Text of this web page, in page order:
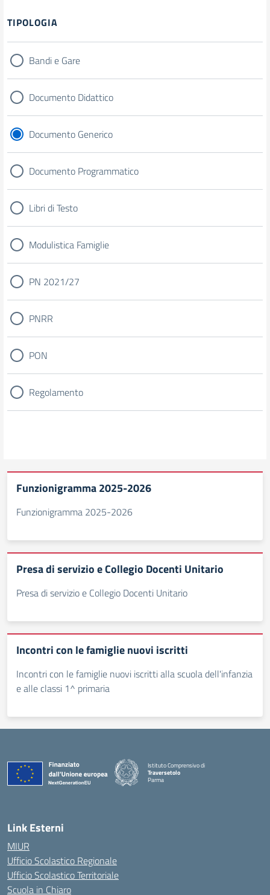
Filtri
TIPOLOGIA
Bandi e Gare
Documento Didattico
Documento Generico
Documento Programmatico
Libri di Testo
Modulistica Famiglie
PN 2021/27
PNRR
PON
Regolamento
Funzionigramma 2025-2026
Funzionigramma 2025-2026
Presa di servizio e Collegio Docenti Unitario
Presa di servizio e Collegio Docenti Unitario
Incontri con le famiglie nuovi iscritti
Incontri con le famiglie nuovi iscritti alla scuola dell'infanzia
e alle classi 1^ primaria
Istituto Comprensivo di
Traversetolo
Parma
Link Esterni
MIUR
Ufficio Scolastico Regionale
Ufficio Scolastico Territoriale
Scuola in Chiaro